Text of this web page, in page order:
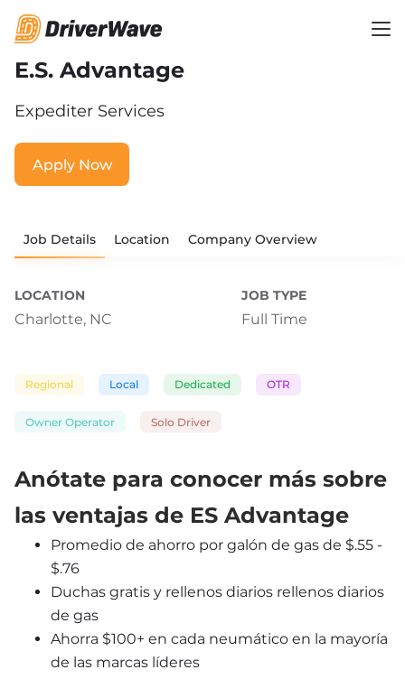
E.S. Advantage
Expediter Services
Apply Now
Job Details Location Company Overview
LOCATION
Charlotte, NC
JOB TYPE
Full Time
Regional Local Dedicated OTR
Owner Operator Solo Driver
Anótate para conocer más sobre
las ventajas de ES Advantage
Promedio de ahorro por galón de gas de $.55 -
$.76
Duchas gratis y rellenos diarios rellenos diarios
de gas
Ahorra $100+ en cada neumático en la mayoría
de las marcas líderes